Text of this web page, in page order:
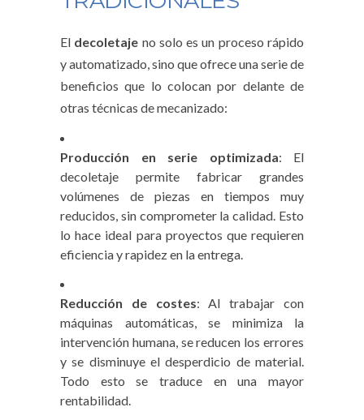
El decoletaje no solo es un proceso rápido
y automatizado, sino que ofrece una serie de
beneficios que lo colocan por delante de
otras técnicas de mecanizado:
Producción en serie optimizada: El
decoletaje permite fabricar grandes
volúmenes de piezas en tiempos muy
reducidos, sin comprometer la calidad. Esto
lo hace ideal para proyectos que requieren
eficiencia y rapidez en la entrega.
Reducción de costes: Al trabajar con
máquinas automáticas, se minimiza la
intervención humana, se reducen los errores
y se disminuye el desperdicio de material.
Todo esto se traduce en una mayor
rentabilidad.